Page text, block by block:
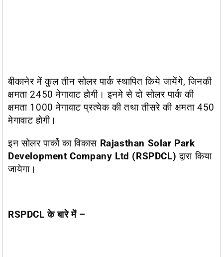
बीकानेर में कुल तीन सोलर पार्क स्थापित किये जायेंगे, जिनकी
क्षमता 2450 मेगावाट होगी। इनमे से दो सोलर पार्क की
क्षमता 1000 मेगावाट प्रत्येक की तथा तीसरे की क्षमता 450
मेगावाट होगी।
इन सोलर पार्को का विकास Rajasthan Solar Park
Development Company Ltd (RSPDCL) द्वारा किया
जायेगा।
RSPDCL के बारे में –